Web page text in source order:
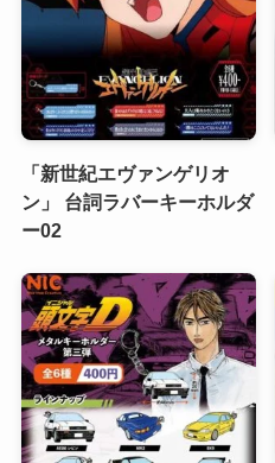
「新世紀エヴァンゲリオ
ン」 台詞ラバーキーホルダ
ー02